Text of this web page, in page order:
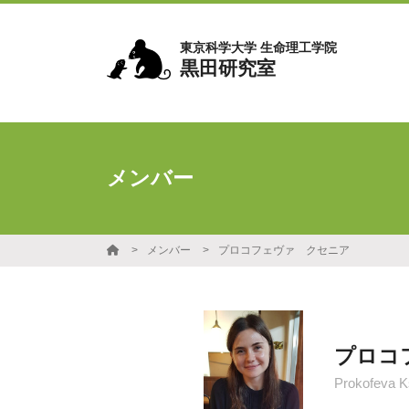
東京科学大学 生命理工学院
黒田研究室
メンバー
メンバー プロコフェヴァ クセニア
プロ
Prokofeva